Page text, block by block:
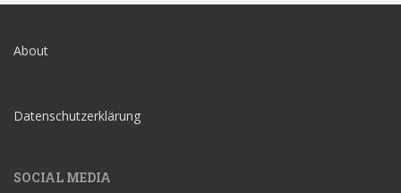
About
Datenschutzerklärung
SOCIAL MEDIA